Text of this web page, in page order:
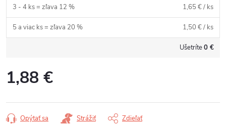
3 - 4 ks = zľava 12 % 1,65 €/ ks
5 a viac ks = zľava 20 % 1,50 €/ ks
Ušetríte0 €
1,88 €
cena:
Opýtať sa Strážiť Zdieľať